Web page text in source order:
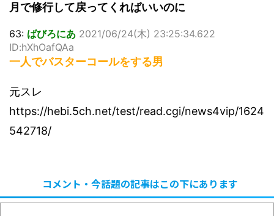
月で修行して戻ってくればいいのに
63: ばびろにあ 2021/06/24(木) 23:25:34.622
ID:hXhOafQAa
一人でバスターコールをする男
元スレ
https://hebi.5ch.net/test/read.cgi/news4vip/1624
542718/
コメント・今話題の記事はこの下にあります